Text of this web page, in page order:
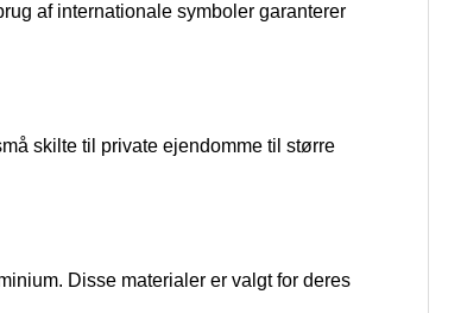
af internationale symboler garanterer
skilte til private ejendomme til større
Disse materialer er valgt for deres